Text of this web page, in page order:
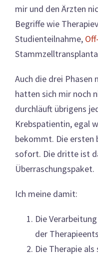
mir und den Ärzten
Begriffe wie
Studienteilnahme,
Auch die drei Phasen
hatten sich mir noch
durchläuft übrigens
Krebspatientin, egal
bekommt. Die ersten
sofort. Die dritte ist
Überraschungspaket.
Ich meine damit:
Die
der
Die Therapie